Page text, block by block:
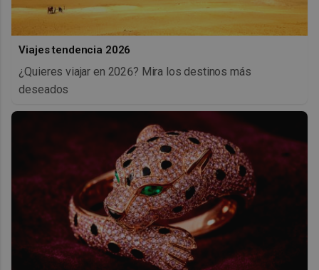
Viajes tendencia 2026
¿Quieres viajar en 2026? Mira los destinos más
deseados